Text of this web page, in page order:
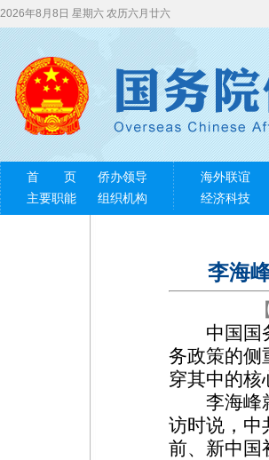
2026年8月8日 星期六 农历六月廿六
首 页
侨办领导
主要职能
组织机构
海外联谊
经济科技
李海
【
中国国务
务政策的侧
穿其中的核
李海峰就
访时说，中
前、新中国